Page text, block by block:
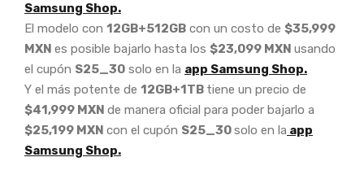
Samsung Shop.
El modelo con 12GB+512GB con un costo de $35,999
MXN es posible bajarlo hasta los $23,099 MXN usando
el cupón S25_30 solo en la app Samsung Shop.
Y el más potente de 12GB+1TB tiene un precio de
$41,999 MXN de manera oficial para poder bajarlo a
$25,199 MXN con el cupón S25_30solo en la app
Samsung Shop.